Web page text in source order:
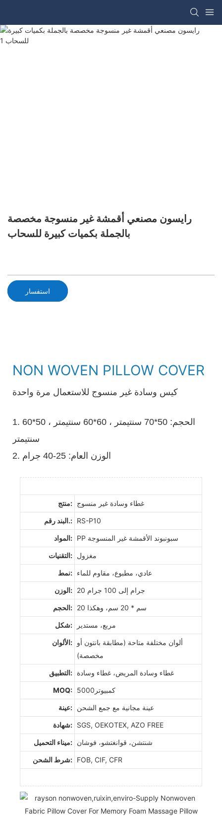
رايسون مصنعي أقمشة غير منسوجة مخصصة
بالجملة بكميات كبيرة للسحاب
استفسار
NON WOVEN PILLOW COVER
كيس وسادة غير منسوج للاستعمال مرة واحدة
1. الحجم: 50*70 سنتيمتر ، 60*60 سنتيمتر ، 50*60
سنتيمتر
2. الوزن العام: 25-40 جرام
منتج: غطاء وسادة غير منسوج
البند رقم.: RS-P10
المواد: PP سبونبوند الأقمشة غير المنسوجة
التقنيات: مغزول
نمط: عادي، مطبوع، مقاوم للماء
الوزن: 20 جرام إلى 100 جرام
الحجم: 20 سم * 20 سم، وهكذا
شكل: مربع، مستدير
الألوان: ألوان مختلفة متاحة (مطابقة بانتون أو
مخصصة)
التطبيق: غطاء وسادة المريض، غطاء وسادة
MOQ: كمبيوتر5000
عينة: عينة مجانية مع جمع الشحن
شهادة: SGS, OEKOTEX, AZO FREE
ميناء التحميل: شنتشن، قوانغتشو، فوشان
شرط الشحن: FOB, CIF, CFR